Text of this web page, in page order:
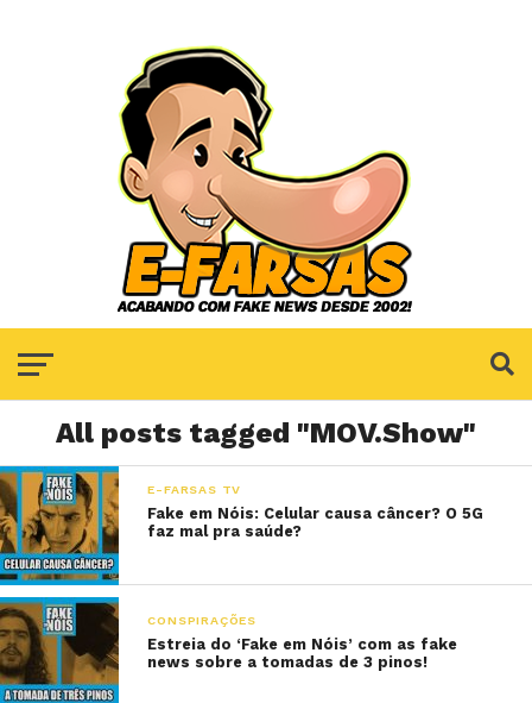
All posts tagged "MOV.Show"
E-FARSAS TV
Fake em Nóis: Celular causa câncer? O 5G
faz mal pra saúde?
CONSPIRAÇÕES
Estreia do ‘Fake em Nóis’ com as fake
news sobre a tomadas de 3 pinos!